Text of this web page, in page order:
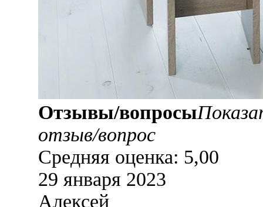
Отзывы/вопросы
отзыв/вопрос
Средняя оценка: 5,00
29 января 2023
Алексей